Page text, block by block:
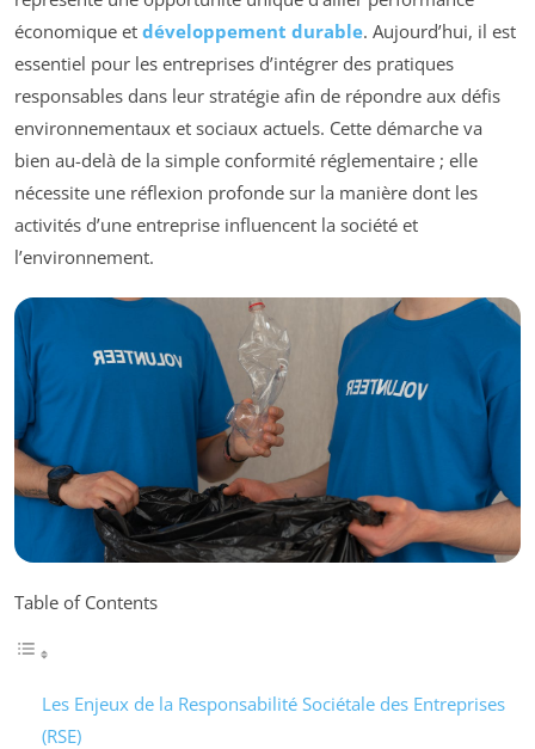
économique et développement durable. Aujourd’hui, il est
essentiel pour les entreprises d’intégrer des pratiques
responsables dans leur stratégie afin de répondre aux défis
environnementaux et sociaux actuels. Cette démarche va
bien au-delà de la simple conformité réglementaire ; elle
nécessite une réflexion profonde sur la manière dont les
activités d’une entreprise influencent la société et
l’environnement.
Table of Contents
Les Enjeux de la Responsabilité Sociétale des Entreprises
(RSE)